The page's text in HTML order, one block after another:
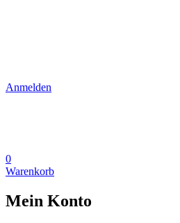
Anmelden
0
Warenkorb
Mein Konto